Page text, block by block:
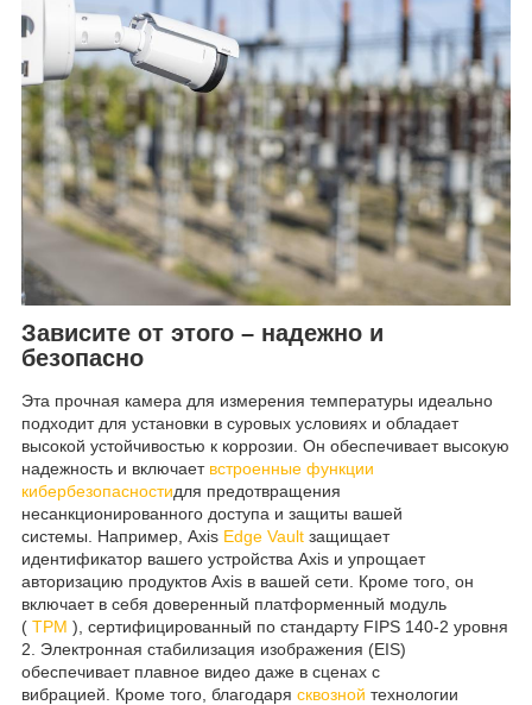
Зависите от этого – надежно и
безопасно
Эта прочная камера для измерения температуры идеально
подходит для установки в суровых условиях и обладает
высокой устойчивостью к коррозии. Он обеспечивает высокую
надежность и включает встроенные функции
кибербезопасностидля предотвращения
несанкционированного доступа и защиты вашей
системы. Например, Axis Edge Vault защищает
идентификатор вашего устройства Axis и упрощает
авторизацию продуктов Axis в вашей сети. Кроме того, он
включает в себя доверенный платформенный модуль
( TPM ), сертифицированный по стандарту FIPS 140-2 уровня
2. Электронная стабилизация изображения (EIS)
обеспечивает плавное видео даже в сценах с
вибрацией. Кроме того, благодаря сквозной технологии